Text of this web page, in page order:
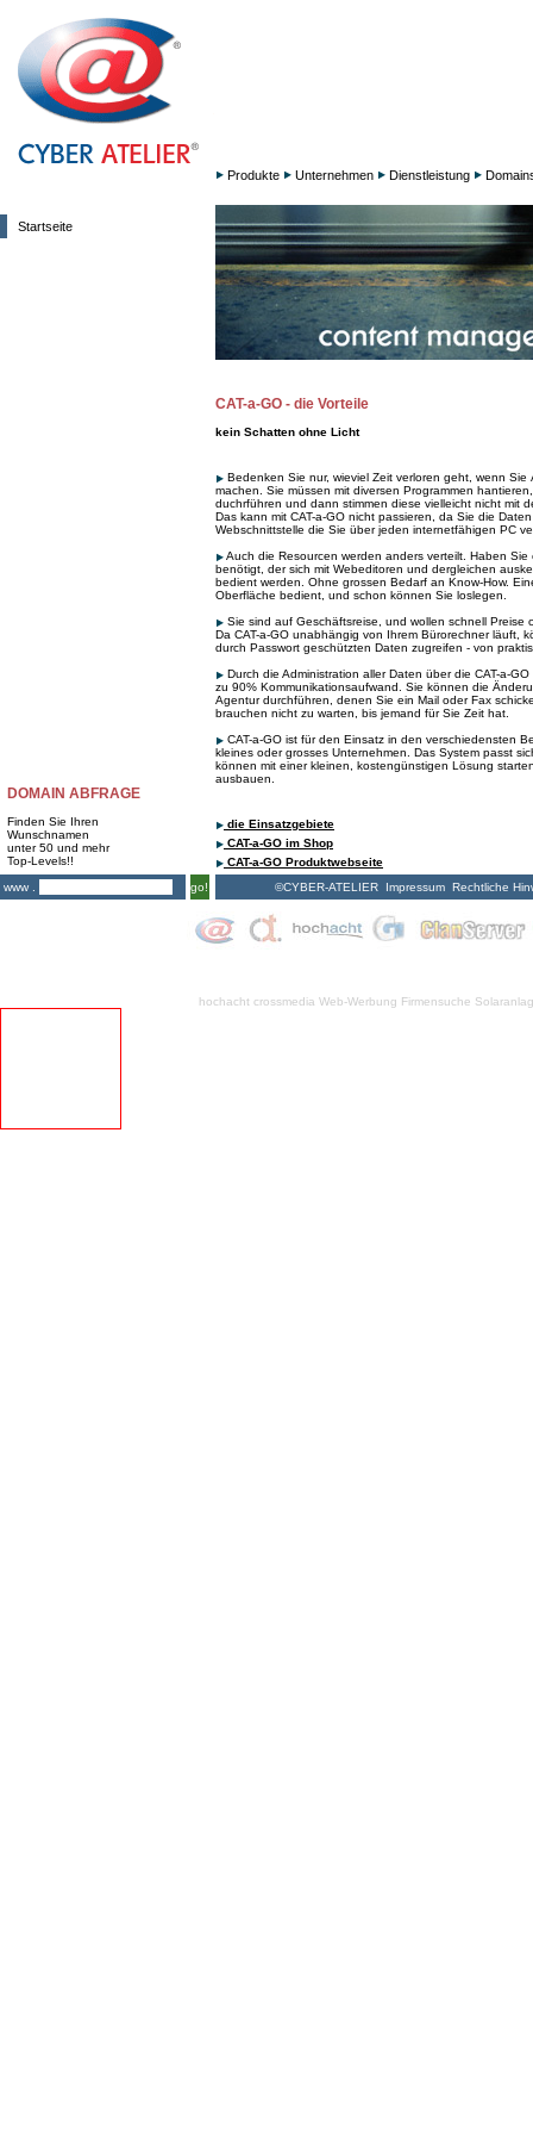
Startseite
DOMAIN ABFRAGE
Finden Sie Ihren
Wunschnamen
unter 50 und mehr
Top-Levels!!
www .
go!
Produkte Unternehmen Dienstleistung
CAT-a-GO - die Vorteile
kein Schatten ohne Licht
Bedenken Sie nur, wieviel Zeit verloren geht, wenn
machen. Sie müssen mit diversen Programmen
duchrführen und dann stimmen diese vielleicht nicht mit
Das kann mit CAT-a-GO nicht passieren, da Sie die
Webschnittstelle die Sie über jeden internetfähigen PC
Auch die Resourcen werden anders verteilt. Haben Sie
benötigt, der sich mit Webeditoren und dergleichen
bedient werden. Ohne grossen Bedarf an Know-How.
Oberfläche bedient, und schon können Sie loslegen.
Sie sind auf Geschäftsreise, und wollen schnell Preise
Da CAT-a-GO unabhängig von Ihrem Bürorechner läuft,
durch Passwort geschützten Daten zugreifen - von
Durch die Administration aller Daten über die CAT-a-
zu 90% Kommunikationsaufwand. Sie können die
Agentur durchführen, denen Sie ein Mail oder Fax
brauchen nicht zu warten, bis jemand für Sie Zeit hat.
CAT-a-GO ist für den Einsatz in den verschiedensten
kleines oder grosses Unternehmen. Das System passt
können mit einer kleinen, kostengünstigen Lösung
ausbauen.
die Einsatzgebiete
CAT-a-GO im Shop
CAT-a-GO Produktwebseite
©CYBER-ATELIER
Impressum Rechtliche
hochacht crossmedia Web-Werbung Firmensuche